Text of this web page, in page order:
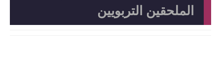
الملحقين التربويين